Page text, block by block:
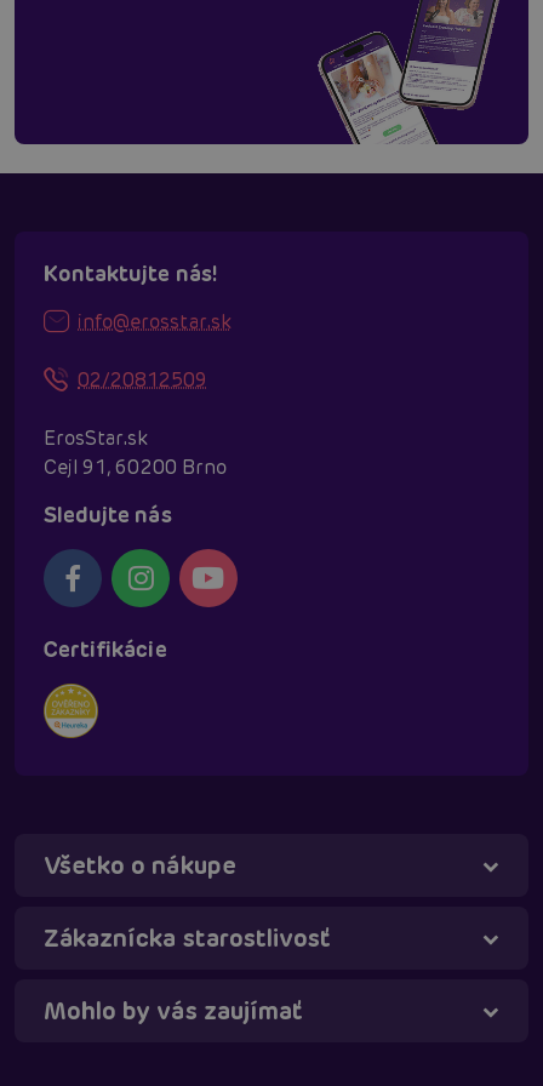
Kontaktujte nás!
info@erosstar.sk
02/20812509
ErosStar.sk
Cejl 91, 60200 Brno
Sledujte nás
Certifikácie
Všetko o nákupe
Zákaznícka starostlivosť
Mohlo by vás zaujímať
Táňa - virtuálna asistentka